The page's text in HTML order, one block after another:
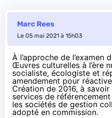
Marc Rees
Le 05 mai 2021 à 15h03
À l’approche de
Œuvres culturelles à l’ère
socialiste, écologiste et
amendement pour
Création de 2016, à savoir
services de
les sociétés de gestion
adopté en commission.